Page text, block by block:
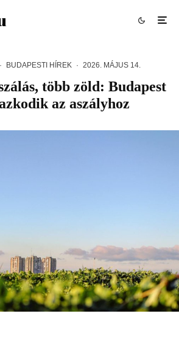
· BUDAPESTI HÍREK · 2026. MÁJUS 14.
több zöld: Budapest
az aszályhoz